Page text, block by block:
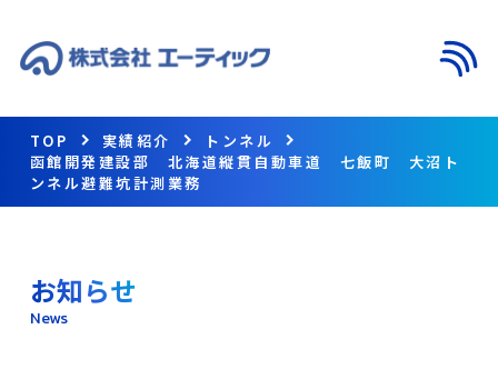
TOP 実績紹介
トンネル
函館開発建設部 北海道縦貫自動車道 七飯町 大沼ト
ンネル避難坑計測業務
お知らせ
News